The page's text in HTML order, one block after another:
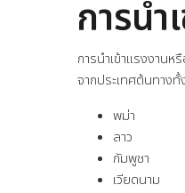
การนำ
การนำเข้าแรงงานห
จากประเทศต้นทาง
พม่า
ลาว
กัมพูชา
เวียดนาม